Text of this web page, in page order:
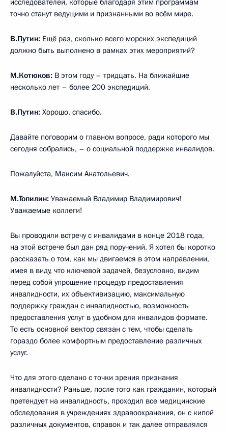
точно станут ведущими и признанными во всём мире.
В.Путин: Ещё раз, сколько всего морских экспедиций
должно быть выполнено в рамках этих мероприятий?
М.Котюков: В этом году – тридцать. На ближайшие
несколько лет – более 200 экспедиций.
В.Путин: Хорошо, спасибо.
Давайте поговорим о главном вопросе, ради которого мы
сегодня собрались, – о социальной поддержке инвалидов.
Пожалуйста, Максим Анатольевич.
М.Топилин: Уважаемый Владимир Владимирович!
Уважаемые коллеги!
Вы проводили встречу с инвалидами в конце 2018 года,
на этой встрече был дан ряд поручений. Я хотел бы коротко
рассказать о том, как мы двигаемся в этом направлении,
имея в виду, что ключевой задачей, безусловно, видим
перед собой упрощение процедур предоставления
инвалидности, их объективизацию, максимальную
поддержку граждан с инвалидностью, возможность
предоставления услуг в удобном для инвалидов формате.
То есть основной вектор связан с тем, чтобы сделать
гораздо более комфортным предоставление различных
услуг.
Что для этого сделано с точки зрения признания
инвалидности? Раньше, после того как гражданин, который
претендует на инвалидность, проходил все медицинские
обследования в учреждениях здравоохранения, он с кипой
различных документов, справок и так далее отправлялся